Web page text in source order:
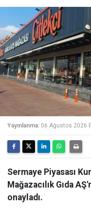
Yayınlanma: 06 Ağustos 2026
Sermaye Piyasası
Mağazacılık Gıda
onayladı.